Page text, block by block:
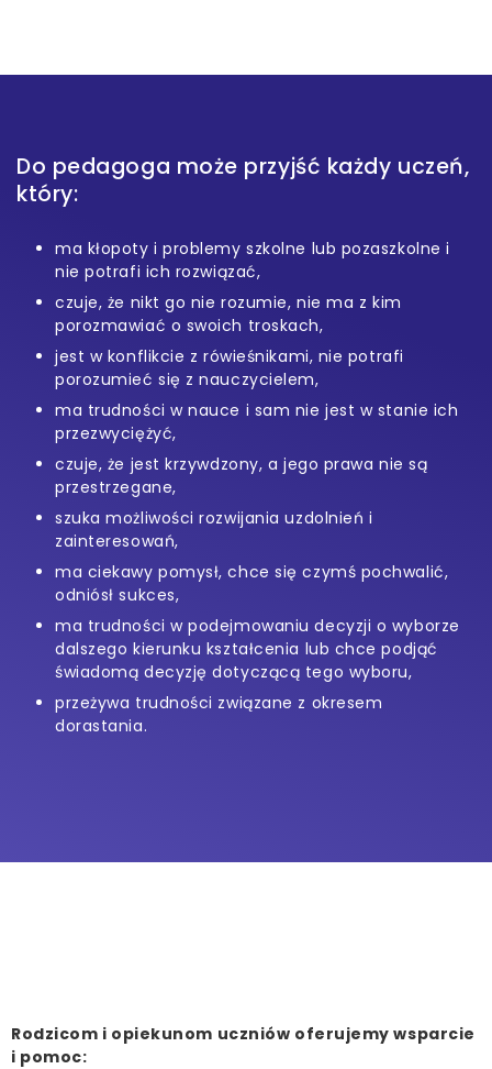
Do pedagoga może przyjść każdy uczeń,
który:
ma kłopoty i problemy szkolne lub pozaszkolne i
nie potrafi ich rozwiązać,
czuje, że nikt go nie rozumie, nie ma z kim
porozmawiać o swoich troskach,
jest w konflikcie z rówieśnikami, nie potrafi
porozumieć się z nauczycielem,
ma trudności w nauce i sam nie jest w stanie ich
przezwyciężyć,
czuje, że jest krzywdzony, a jego prawa nie są
przestrzegane,
szuka możliwości rozwijania uzdolnień i
zainteresowań,
ma ciekawy pomysł, chce się czymś pochwalić,
odniósł sukces,
ma trudności w podejmowaniu decyzji o wyborze
dalszego kierunku kształcenia lub chce podjąć
świadomą decyzję dotyczącą tego wyboru,
przeżywa trudności związane z okresem
dorastania.
Rodzicom i opiekunom uczniów oferujemy wsparcie
i pomoc: